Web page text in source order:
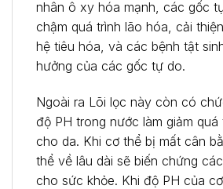
nhân ô xy hóa mạnh, các gốc
chậm quá trình lão hóa, cải
hệ tiêu hóa, và các bệnh tật
hưởng của các gốc tự do.
Ngoài ra Lõi lọc này còn có
độ PH trong nước làm giảm quá
cho da. Khi cơ thể bị mất cân
thể về lâu dài sẽ biến chứng
cho sức khỏe. Khi độ PH của